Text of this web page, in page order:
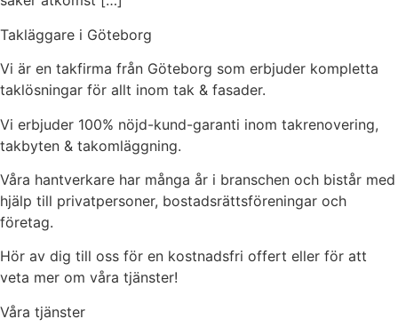
Takläggare i Göteborg
Vi är en takfirma från Göteborg som erbjuder kompletta
taklösningar för allt inom tak & fasader.
Vi erbjuder 100% nöjd-kund-garanti inom takrenovering,
takbyten & takomläggning.
Våra hantverkare har många år i branschen och bistår med
hjälp till privatpersoner, bostadsrättsföreningar och
företag.
Hör av dig till oss för en kostnadsfri offert eller för att
veta mer om våra tjänster!
Våra tjänster